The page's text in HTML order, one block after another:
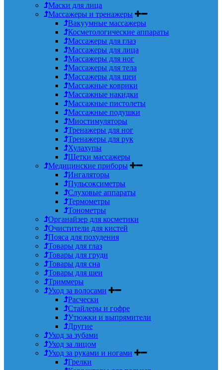
Маски для лица
Массажеры и тренажеры
Вакуумные массажеры
Косметологические аппараты
Массажеры для глаз
Массажеры для лица
Массажеры для ног
Массажеры для тела
Массажеры для шеи
Массажные коврики
Массажные накидки
Массажные пистолеты
Массажные подушки
Миостимуляторы
Тренажеры для ног
Тренажеры для рук
Хулахупы
Щетки массажеры
Медицинские приборы
Ингаляторы
Пульсоксиметры
Слуховые аппараты
Термометры
Тонометры
Органайзер для косметики
Очистители для кистей
Пояса для похудения
Товары для глаз
Товары для груди
Товары для сна
Товары для шеи
Триммеры
Уход за волосами
Расчески
Стайлеры и гофре
Утюжки и выпрямители
Другие
Уход за зубами
Уход за лицом
Уход за руками и ногами
Грелки